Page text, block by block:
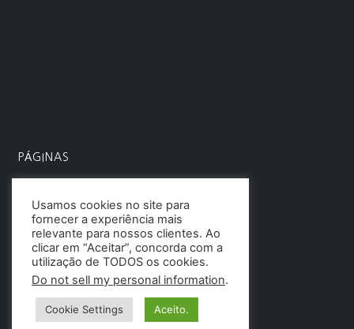
PÁGINAS
Usamos cookies no site para
fornecer a experiência mais
relevante para nossos clientes. Ao
clicar em “Aceitar”, concorda com a
utilização de TODOS os cookies.
Do not sell my personal information.
Cookie Settings Aceito.